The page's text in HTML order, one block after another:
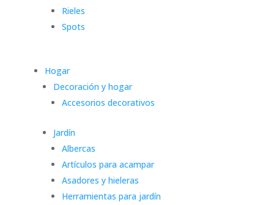
Rieles
Spots
Hogar
Decoración y hogar
Accesorios decorativos
Jardín
Albercas
Artículos para acampar
Asadores y hieleras
Herramientas para jardín